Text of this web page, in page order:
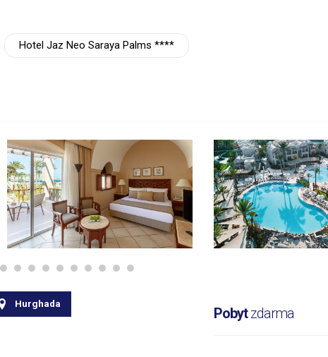
Hotel Jaz Neo Saraya Palms ****
Hurghada
Pobytzdarma